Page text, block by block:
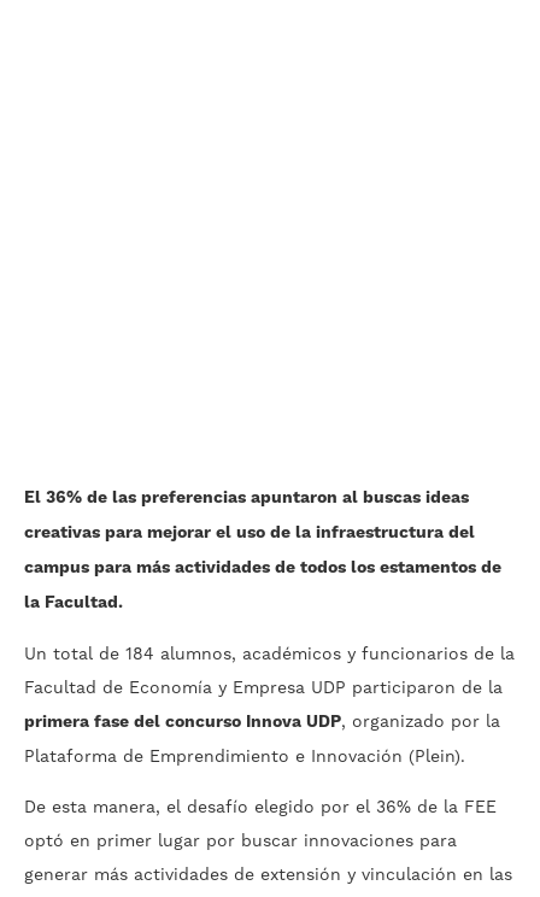
El 36% de las preferencias apuntaron al buscas ideas
creativas para mejorar el uso de la infraestructura del
campus para más actividades de todos los estamentos de
la Facultad.
Un total de 184 alumnos, académicos y funcionarios de la
Facultad de Economía y Empresa UDP participaron de la
primera fase del concurso Innova UDP, organizado por la
Plataforma de Emprendimiento e Innovación (Plein).
De esta manera, el desafío elegido por el 36% de la FEE
optó en primer lugar por buscar innovaciones para
generar más actividades de extensión y vinculación en las